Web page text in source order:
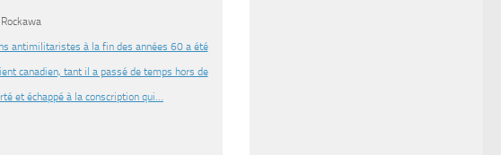
antimilitaristes à la fin des années 60 a été
canadien, tant il a passé de temps hors de
et échappé à la conscription qui…